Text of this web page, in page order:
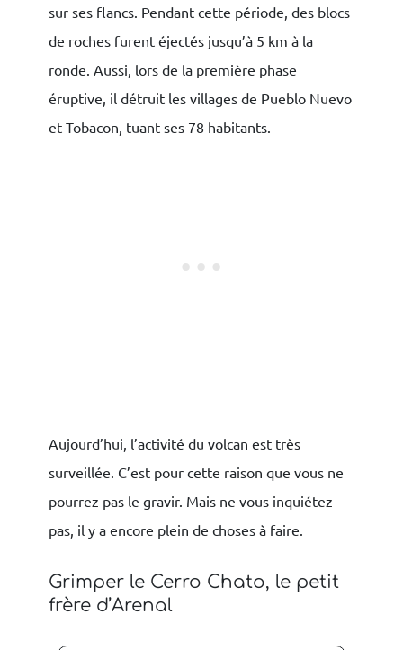
sur ses flancs. Pendant cette période, des blocs
de roches furent éjectés jusqu’à 5 km à la
ronde. Aussi, lors de la première phase
éruptive, il détruit les villages de Pueblo Nuevo
et Tobacon, tuant ses 78 habitants.
Aujourd’hui, l’activité du volcan est très
surveillée. C’est pour cette raison que vous ne
pourrez pas le gravir. Mais ne vous inquiétez
pas, il y a encore plein de choses à faire.
Grimper le Cerro Chato, le petit
frère d’Arenal